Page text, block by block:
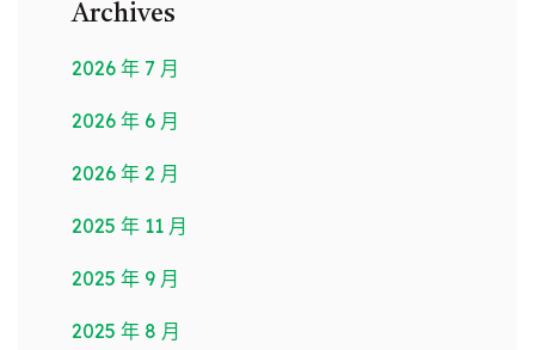
Archives
2026 年 7 月
2026 年 6 月
2026 年 2 月
2025 年 11 月
2025 年 9 月
2025 年 8 月